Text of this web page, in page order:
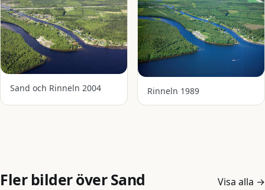
Sand och Rinneln 2004 Rinneln 1989
Fler bilder över Sand Visa alla →